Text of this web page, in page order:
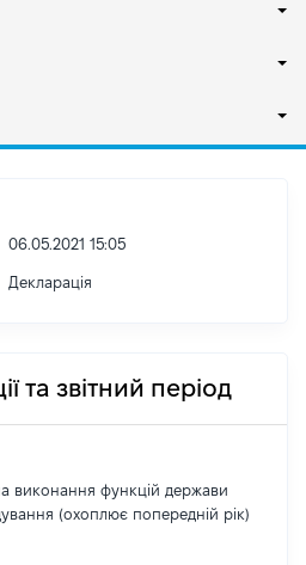
06.05.2021 15:05
Декларація
та звітний період
виконання функцій держави
(охоплює попередній рік)